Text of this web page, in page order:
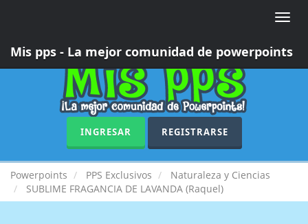
Toggle
Mis pps - La mejor comunidad de powerpoints
INGRESAR REGISTRARSE
Powerpoints PPS Exclusivos
Naturaleza y Ciencias
SUBLIME FRAGANCIA DE LAVANDA (Raquel)